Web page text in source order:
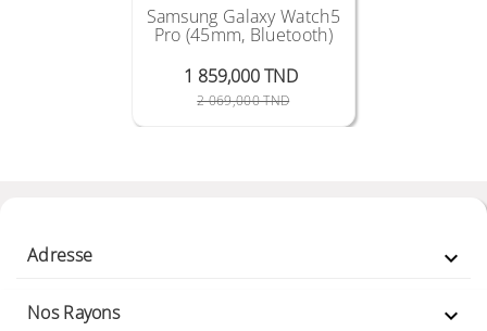
Samsung Galaxy Watch5
Pro (45mm, Bluetooth)
1 859,000 TND
2 069,000 TNDPrix Public
Prix
Adresse 
Nos Rayons 